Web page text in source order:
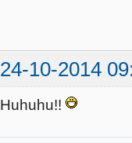
24-10-2014
Huhuhu!!